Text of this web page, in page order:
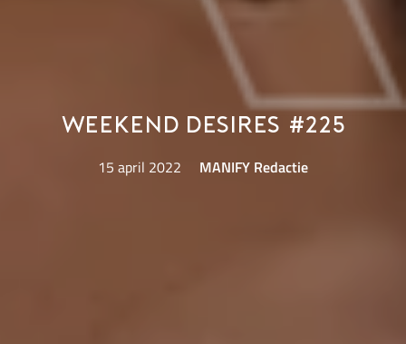
Weekend Desires #225
15 april 2022 MANIFY Redactie